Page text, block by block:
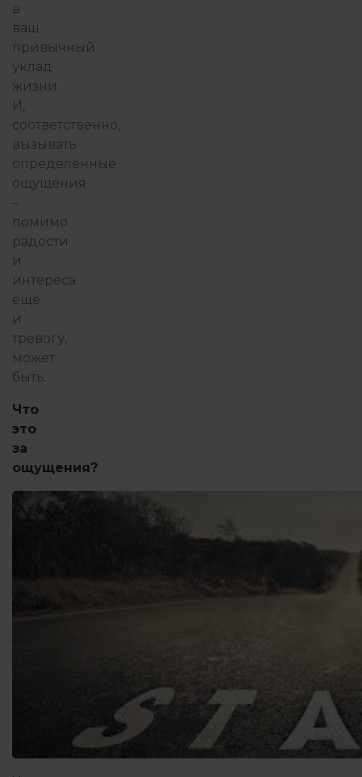
в
ваш
привычный
уклад
жизни.
И,
соответственно,
вызывать
определенные
ощущения
–
помимо
радости
и
интереса
еще
и
тревогу,
может
быть.
Что
это
за
ощущения?